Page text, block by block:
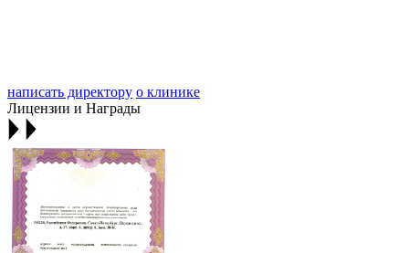
написать директору о клинике
Лицензии и Награды